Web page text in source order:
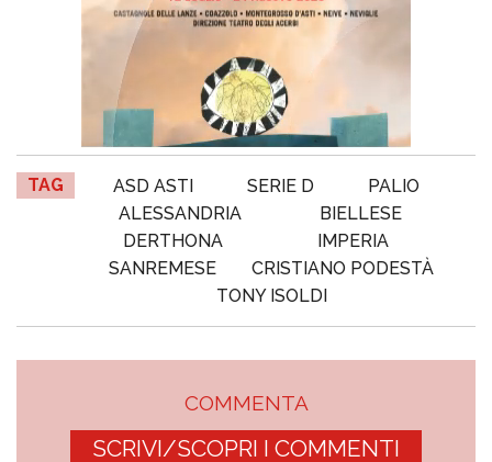
TAG ASD ASTI SERIE D
PALIO
ALESSANDRIA
BIELLESE
DERTHONA
IMPERIA
SANREMESE
CRISTIANO PODESTÀ
TONY ISOLDI
COMMENTA
SCRIVI/SCOPRI I COMMENTI